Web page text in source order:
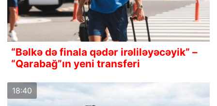
“Bəlkə də finala qədər irəliləyəcəyik” –
“Qarabağ”ın yeni transferi
18:40